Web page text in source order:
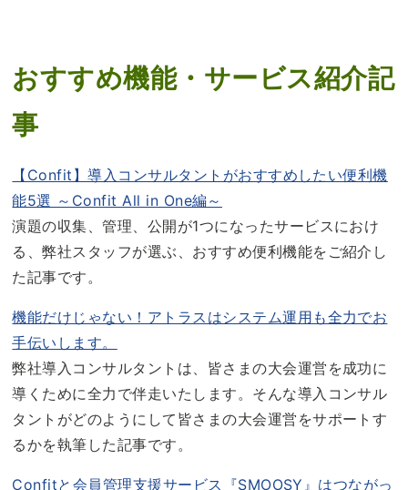
おすすめ機能・サービス紹介記
事
【Confit】導入コンサルタントがおすすめしたい便利機
能5選 ～Confit All in One編～
演題の収集、管理、公開が1つになったサービスにおけ
る、弊社スタッフが選ぶ、おすすめ便利機能をご紹介し
た記事です。
機能だけじゃない！アトラスはシステム運用も全力でお
手伝いします。
弊社導入コンサルタントは、皆さまの大会運営を成功に
導くために全力で伴走いたします。そんな導入コンサル
タントがどのようにして皆さまの大会運営をサポートす
るかを執筆した記事です。
Confitと会員管理支援サービス『SMOOSY』はつながっ